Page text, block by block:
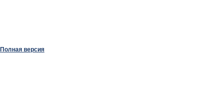
Полная версия